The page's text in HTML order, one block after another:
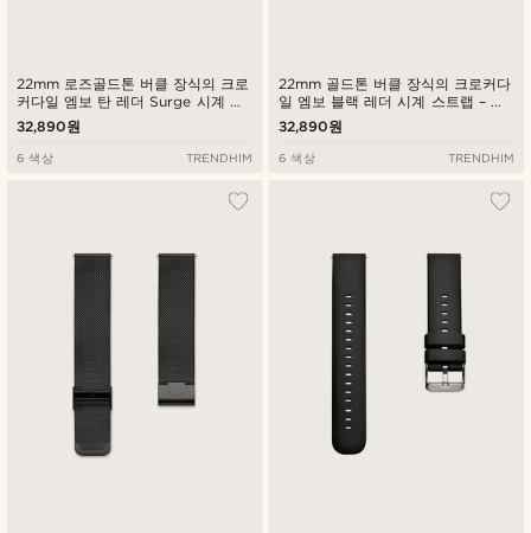
22mm 로즈골드톤 버클 장식의 크로
커다일 엠보 탄 레더 Surge 시계 스
트랩 – 퀵릴리즈
32,890원
6 색상 TRENDHIM
22mm 골드톤 버클 장식의 크로커다
일 엠보 블랙 레더 시계 스트랩 – 퀵
릴리즈
32,890원
6 색상 TRENDHIM